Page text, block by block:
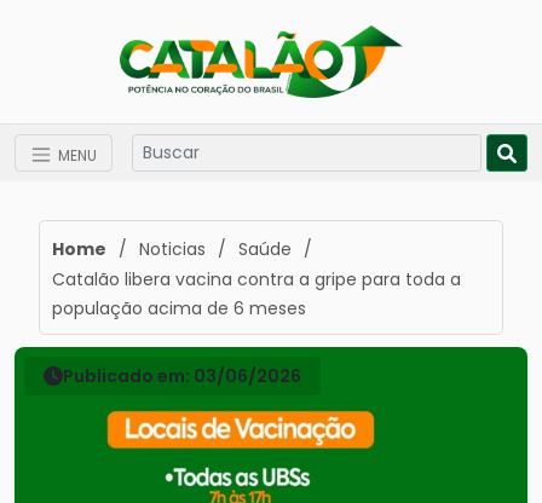
MENU
Home / Noticias / Saúde /
Catalão libera vacina contra a gripe para toda a
população acima de 6 meses
Publicado em: 03/06/2026